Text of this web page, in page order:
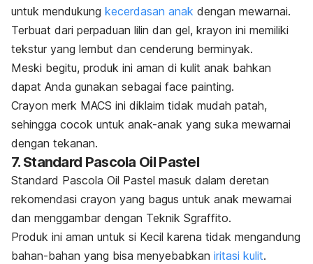
untuk mendukung kecerdasan anak dengan mewarnai.
Terbuat dari perpaduan lilin dan gel, krayon ini memiliki
tekstur yang lembut dan cenderung berminyak.
Meski begitu, produk ini aman di kulit anak bahkan
dapat Anda gunakan sebagai face painting.
Crayon merk MACS ini diklaim tidak mudah patah,
sehingga cocok untuk anak-anak yang suka mewarnai
dengan tekanan.
7. Standard Pascola Oil Pastel
Standard Pascola Oil Pastel masuk dalam deretan
rekomendasi crayon yang bagus untuk anak mewarnai
dan menggambar dengan Teknik Sgraffito.
Produk ini aman untuk si Kecil karena tidak mengandung
bahan-bahan yang bisa menyebabkan iritasi kulit.